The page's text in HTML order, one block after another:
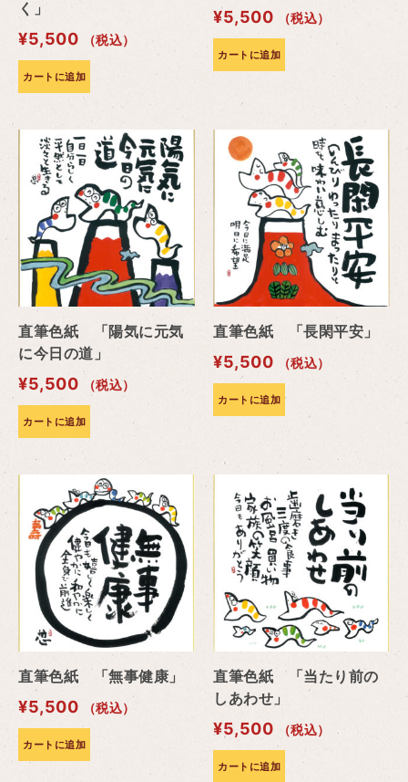
く」
¥5,500 （税込）
カートに追加
¥5,500 （税込）
カートに追加
直筆色紙 「陽気に元気
に今日の道」
¥5,500 （税込）
カートに追加
直筆色紙 「長閑平安」
¥5,500 （税込）
カートに追加
直筆色紙 「無事健康」
¥5,500 （税込）
カートに追加
直筆色紙 「当たり前の
しあわせ」
¥5,500 （税込）
カートに追加